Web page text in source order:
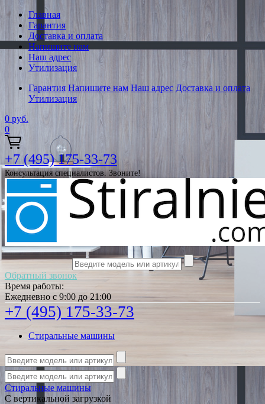
Главная
Гарантия
Доставка и оплата
Напишите нам
Наш адрес
Утилизация
Гарантия Напишите нам Наш адрес Доставка и оплата
Утилизация
0 руб.
0
+7 (495) 175-33-73
Консультация специалистов. Звоните!
Обратный звонок
Время работы:
Ежедневно с 9:00 до 21:00
+7 (495) 175-33-73
Стиральные машины
Стиральные машины
С вертикальной загрузкой